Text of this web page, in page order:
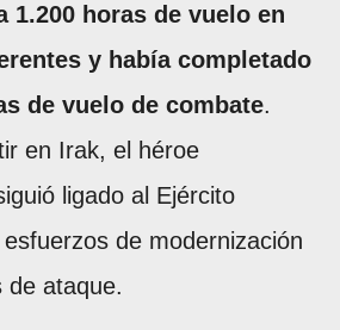
1.200 horas de vuelo en
y había completado
de vuelo de combate.
en Irak, el héroe
ligado al Ejército
de modernización
de ataque.